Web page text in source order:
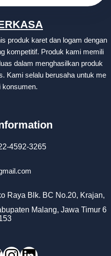
produk karet dan logam dengan
kompetitif. Produk kami memili
dalam menghasilkan produk
Kami selalu berusaha untuk me
konsumen.
4592-3265
Raya Blk. BC No.20, Krajan,
Malang, Jawa Timur 6